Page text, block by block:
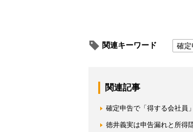
関連キーワード 確
関連記事
確定申告で「得する会社員
徳井義実は申告漏れと所